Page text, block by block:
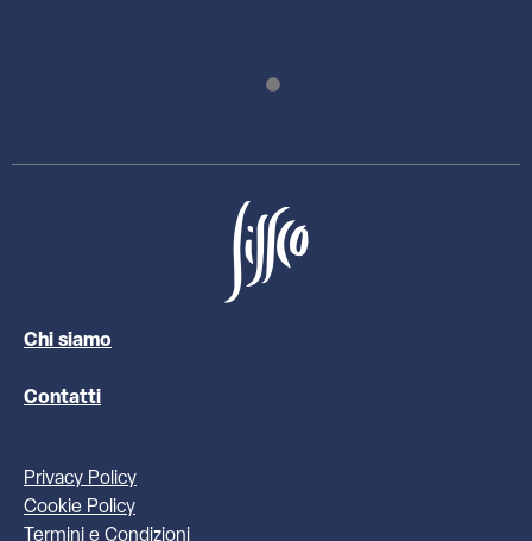
Chi siamo
Contatti
Privacy Policy
Cookie Policy
Termini e Condizioni